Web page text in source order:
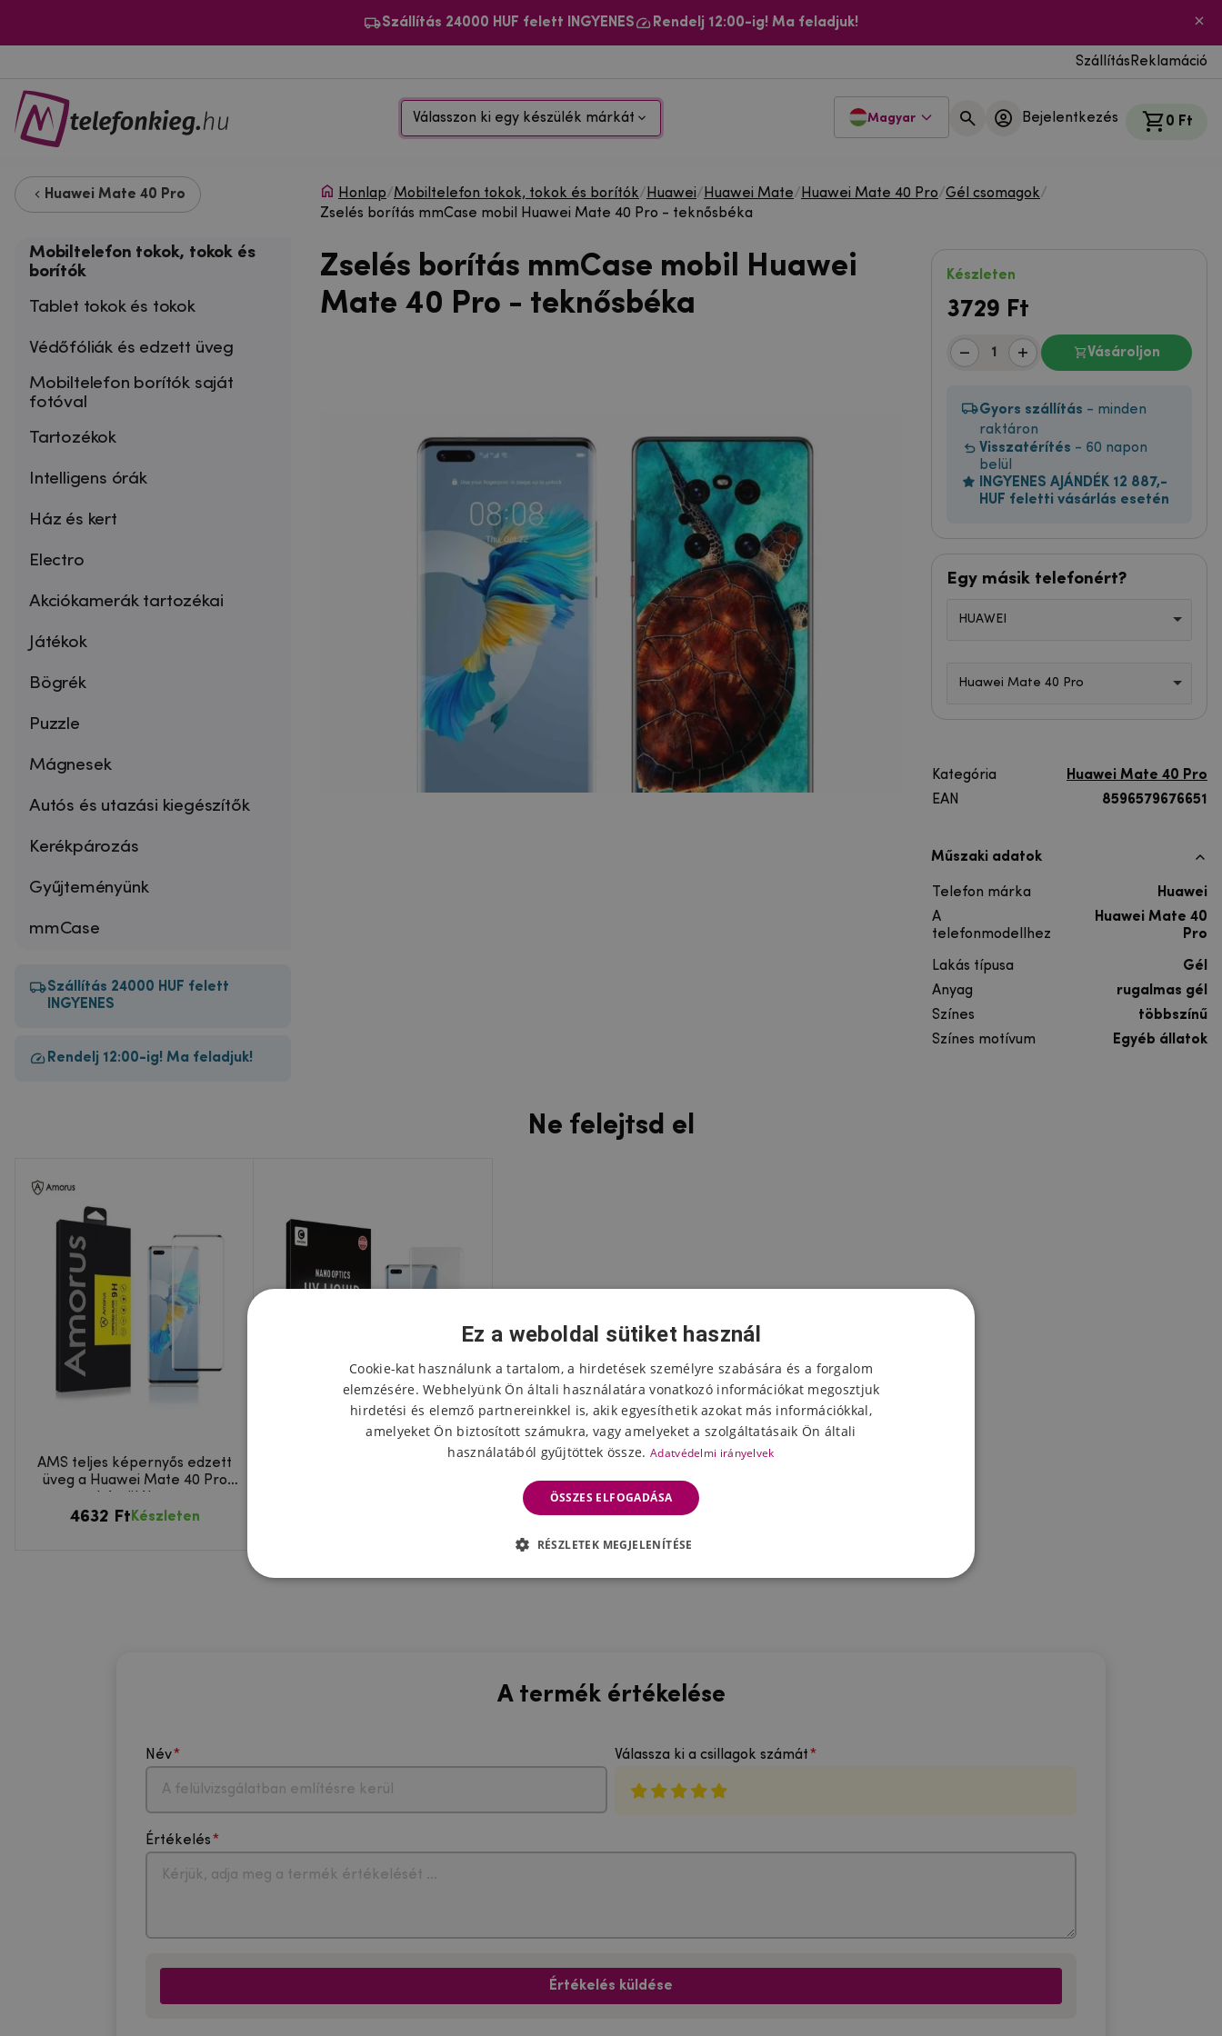
Szállítás 24000 HUF felett INGYENES Rendelj 12:00-ig! Ma feladjuk!
Szállítás Reklamáció
Válasszon ki egy készülék márkát Magyar Bejelentkezés 0 Ft
Huawei Mate 40 Pro
Mobiltelefon tokok, tokok és
borítók
Tablet tokok és tokok
Védőfóliák és edzett üveg
Mobiltelefon borítók saját
fotóval
Tartozékok
Intelligens órák
Ház és kert
Electro
Akciókamerák tartozékai
Játékok
Bögrék
Puzzle
Mágnesek
Autós és utazási kiegészítők
Kerékpározás
Gyűjteményünk
mmCase
Szállítás 24000 HUF felett
INGYENES
Rendelj 12:00-ig! Ma feladjuk!
Honlap/Mobiltelefon tokok, tokok és borítók/ Huawei/ Huawei Mate/ Huawei Mate 40 Pro/Gél csomagok/
Zselés borítás mmCase mobil Huawei Mate 40 Pro - teknősbéka
Zselés borítás mmCase mobil Huawei
Mate 40 Pro - teknősbéka
Készleten
3729 Ft
Vásároljon
Gyors szállítás - minden
raktáron
Visszatérítés - 60 napon
belül
INGYENES AJÁNDÉK 12 887,-
HUF feletti vásárlás esetén
Egy másik telefonért?
HUAWEI
Huawei Mate 40 Pro
Kategória
Huawei Mate 40 Pro
EAN
8596579676651
Műszaki adatok
Telefon márka
Huawei
A
telefonmodellhez
Huawei Mate 40
Pro
Lakás típusa
Gél
Anyag
rugalmas gél
Színes
többszínű
Színes motívum
Egyéb állatok
Ne felejtsd el
AMS teljes képernyős edzett
üveg a Huawei Mate 40 Pro
4632 Ft Készleten
A termék értékelése
Név Válassza ki a csillagok számát
Értékelés
Értékelés küldése
Ez a weboldal sütiket használ
Cookie-kat használunk a tartalom, a hirdetések személyre szabására és a forgalom
elemzésére. Webhelyünk Ön általi használatára vonatkozó információkat megosztjuk
hirdetési és elemző partnereinkkel is, akik egyesíthetik azokat más információkkal,
amelyeket Ön biztosított számukra, vagy amelyeket a szolgáltatásaik Ön általi
használatából gyűjtöttek össze. Adatvédelmi irányelvek
ÖSSZES ELFOGADÁSA
RÉSZLETEK MEGJELENÍTÉSE